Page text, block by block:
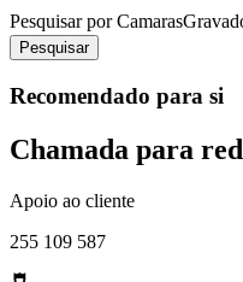
Pesquisar porCamaras
Pesquisar
Recomendado para si
Chamada para
Apoio ao cliente
255 109 587